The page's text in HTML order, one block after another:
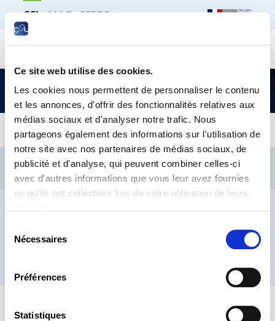
Ce site web utilise des cookies.
Les cookies nous permettent de personnaliser le contenu
et les annonces, d'offrir des fonctionnalités relatives aux
médias sociaux et d'analyser notre trafic. Nous
partageons également des informations sur l'utilisation de
notre site avec nos partenaires de médias sociaux, de
publicité et d'analyse, qui peuvent combiner celles-ci
avec d'autres informations que vous leur avez fournies
ou qu'ils ont collectées lors de votre utilisation de leurs
Nécessaires
Préférences
Statistiques
CSL LLLC CEFOS
réflexions sur les gestes « cyber-barrière »
CSL LLLC
CEFOS
Contact
Jobs Inscription Newsletters